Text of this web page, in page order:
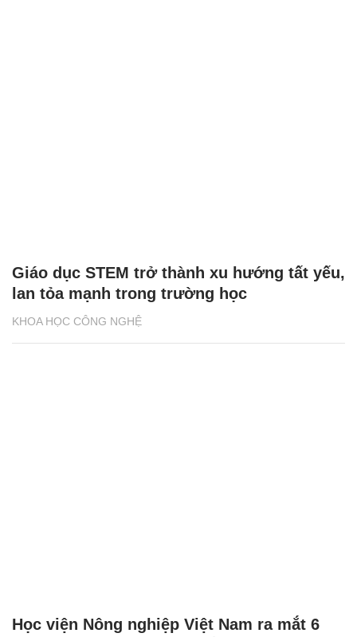
KHOA HỌC CÔNG NGHỆ
Giáo dục STEM trở thành xu hướng tất yếu,
lan tỏa mạnh trong trường học
Học viện Nông nghiệp Việt Nam ra mắt 6